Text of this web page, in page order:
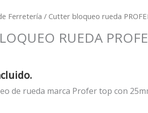
Ferretería / Cutter bloqueo rueda
RUEDA
de rueda marca Profer top con